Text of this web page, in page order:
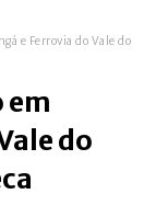
e Ferrovia do Vale do
em
do